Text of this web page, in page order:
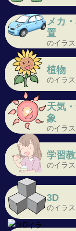
メカ
置
のイラス
植物
のイラス
天気
象
のイラス
学習
のイラス
3D
のイラス